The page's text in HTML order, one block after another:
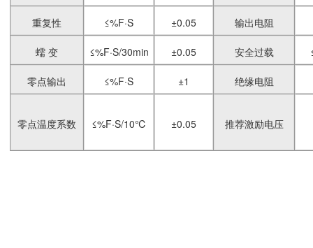
重复性 ≤%F·S ±0.05 输出电阻
蠕 变 ≤%F·S/30min ±0.05 安全过载
零点输出 ≤%F·S ±1 绝缘电阻
零点温度系数 ≤%F·S/10℃ ±0.05 推荐激励电压